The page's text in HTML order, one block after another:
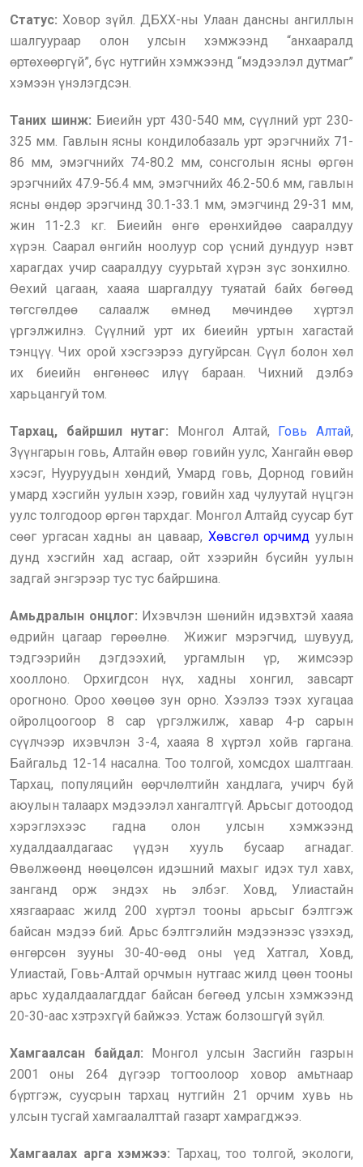
Cтатус: Ховор зүйл. ДБХХ-ны Улаан дансны ангиллын
шалгуураар олон улсын хэмжээнд “анхааралд
өртөхөөргүй”, бүс нутгийн хэмжээнд “мэдээлэл дутмаг”
хэмээн үнэлэгдсэн.
Таних шинж: Биеийн урт 430-540 мм, сүүлний урт 230-
325 мм. Гавлын ясны кондилобазаль урт эрэгчнийх 71-
86 мм, эмэгчнийх 74-80.2 мм, сонсголын ясны өргөн
эрэгчнийх 47.9-56.4 мм, эмэгчнийх 46.2-50.6 мм, гавлын
ясны өндөр эрэгчинд 30.1-33.1 мм, эмэгчинд 29-31 мм,
жин 11-2.3 кг. Биеийн өнгө ерөнхийдөө сааралдуу
хүрэн. Саарал өнгийн ноолуур сор үсний дундуур нэвт
харагдах учир сааралдуу суурьтай хүрэн зүс зонхилно.
Өехий цагаан, хааяа шаргалдуу туяатай байх бөгөөд
төгсгөлдөө салаалж өмнөд мөчиндөө хүртэл
үргэлжилнэ. Сүүлний урт их биеийн уртын хагастай
тэнцүү. Чих орой хэсгээрээ дугуйрсан. Сүүл болон хөл
их биеийн өнгөнөөс илүү бараан. Чихний дэлбэ
харьцангуй том.
Тархац, байршил нутаг: Монгол Алтай, Говь Алтай,
Зүүнгарын говь, Алтайн өвөр говийн уулс, Хангайн өвөр
хэсэг, Нууруудын хөндий, Умард говь, Дорнод говийн
умард хэсгийн уулын хээр, говийн хад чулуутай нүцгэн
уулс толгодоор өргөн тархдаг. Монгол Алтайд суусар бут
сөөг ургасан хадны ан цаваар, Хөвсгөл орчимд уулын
дунд хэсгийн хад асгаар, ойт хээрийн бүсийн уулын
задгай энгэрээр тус тус байршина.
Амьдралын онцлог: Ихэвчлэн шөнийн идэвхтэй хааяа
өдрийн цагаар гөрөөлнө. Жижиг мэрэгчид, шувууд,
тэдгээрийн дэгдээхий, ургамлын үр, жимсээр
хооллоно. Орхигдсон нүх, хадны хонгил, завсарт
орогноно. Ороо хөөцөө зун орно. Хээлээ тээх хугацаа
ойролцоогоор 8 сар үргэлжилж, хавар 4-р сарын
сүүлчээр ихэвчлэн 3-4, хааяа 8 хүртэл хойв гаргана.
Байгальд 12-14 насална. Тоо толгой, хомсдох шалтгаан.
Тархац, популяцийн өөрчлөлтийн хандлага, учирч буй
аюулын талаарх мэдээлэл хангалтгүй. Арьсыг дотоодод
хэрэглэхээс гадна олон улсын хэмжээнд
худалдаалдагаас үүдэн хууль бусаар агнадаг.
Өвөлжөөнд нөөцөлсөн идэшний махыг идэх тул хавх,
занганд орж эндэх нь элбэг. Ховд, Улиастайн
хязгаараас жилд 200 хүртэл тооны арьсыг бэлтгэж
байсан мэдээ бий. Арьс бэлтгэлийн мэдээнээс үзэхэд,
өнгөрсөн зууны 30-40-өөд оны үед Хатгал, Ховд,
Улиастай, Говь-Алтай орчмын нутгаас жилд цөөн тооны
арьс худалдаалагддаг байсан бөгөөд улсын хэмжээнд
20-30-аас хэтрэхгүй байжээ. Устаж болзошгүй зүйл.
Хамгаалсан байдал: Монгол улсын Засгийн газрын
2001 оны 264 дүгээр тогтоолоор ховор амьтнаар
бүртгэж, суусрын тархац нутгийн 21 орчим хувь нь
улсын тусгай хамгаалалттай газарт хамрагджээ.
Хамгаалах арга хэмжээ: Тархац, тоо толгой, экологи,